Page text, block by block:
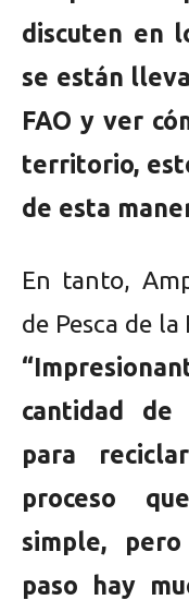
discuten en
se están
FAO y ver
territorio,
de esta
En tanto,
de Pesca de
cantidad de
para
proceso
simple,
paso hay